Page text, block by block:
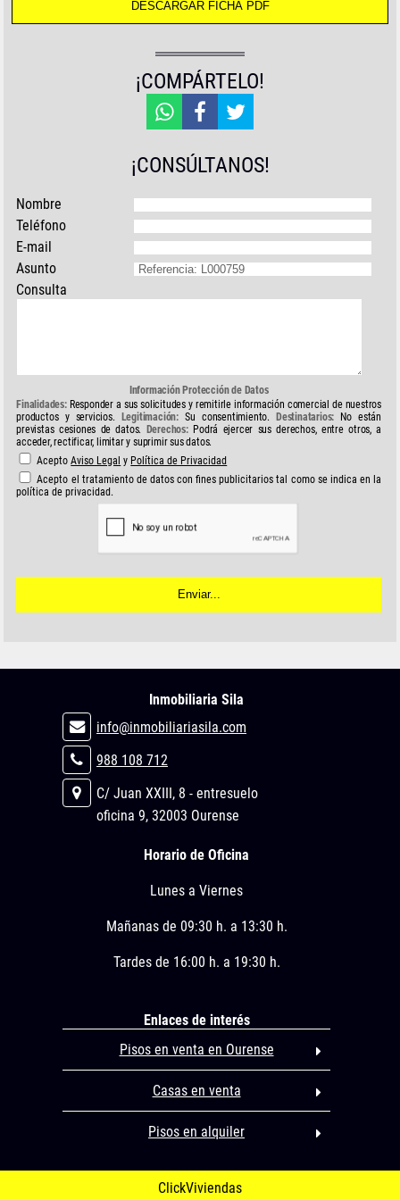
¡COMPÁRTELO!
¡CONSÚLTANOS!
Nombre
Teléfono
E-mail
Asunto
Consulta
Información Protección de Datos
Finalidades:Responder a sus solicitudes y remitirle información comercial de nuestros
productos y servicios. Legitimación: Su consentimiento.Destinatarios: No están
previstas cesiones de datos. Derechos:Podrá ejercer sus derechos, entre otros, a
acceder, rectificar, limitar y suprimir sus datos.
AceptoAviso Legal y Política de Privacidad
Acepto el tratamiento de datos con fines publicitarios tal como se indica en la
política de privacidad.
Inmobiliaria Sila
info@inmobiliariasila.com
988 108 712
C/ Juan XXIII, 8 - entresuelo
oficina 9, 32003 Ourense
Horario de Oficina
Lunes a Viernes
Mañanas de 09:30 h. a 13:30 h.
Tardes de 16:00 h. a 19:30 h.
Enlaces de interés
Pisos en venta en Ourense
Casas en venta
Pisos en alquiler
ClickViviendas